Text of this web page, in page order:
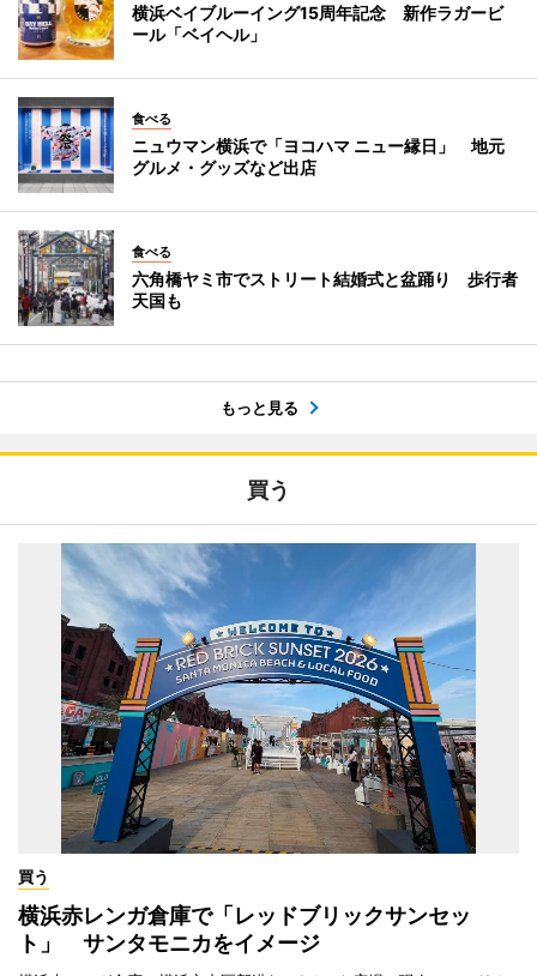
横浜ベイブルーイング15周年記念 新作ラガービ
ール「ベイヘル」
食べる
ニュウマン横浜で「ヨコハマ ニュー縁日」 地元
グルメ・グッズなど出店
食べる
六角橋ヤミ市でストリート結婚式と盆踊り 歩行者
天国も
もっと見る
買う
買う
横浜赤レンガ倉庫で「レッドブリックサンセッ
ト」 サンタモニカをイメージ